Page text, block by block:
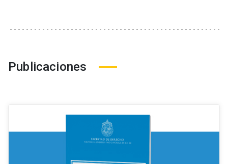
Publicaciones